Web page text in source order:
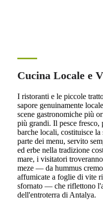
Cucina Locale e
I ristoranti e le piccole
sapore genuinamente
scene gastronomiche più
più grandi. Il pesce fresco,
barche locali, costituisce
parte dei menu, servito
ed erbe nella tradizione
mare, i visitatori
meze — da hummus
affumicate a foglie di vite
sfornato — che riflettono
dell'entroterra di Antalya.